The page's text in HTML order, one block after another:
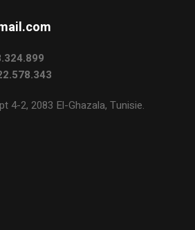
4-2, 2083 El-Ghazala, Tunisie.